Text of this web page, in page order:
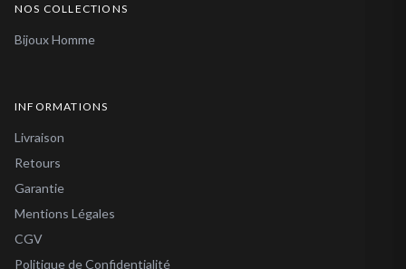
NOS COLLECTIONS
Bijoux Homme
INFORMATIONS
Livraison
Retours
Garantie
Mentions Légales
CGV
Politique de Confidentialité